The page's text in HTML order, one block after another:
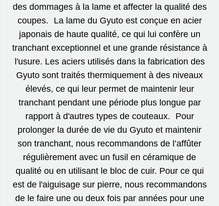
des dommages à la lame et affecter la qualité des
coupes. La lame du Gyuto est conçue en acier
japonais de haute qualité, ce qui lui confère un
tranchant exceptionnel et une grande résistance à
l'usure. Les aciers utilisés dans la fabrication des
Gyuto sont traités thermiquement à des niveaux
élevés, ce qui leur permet de maintenir leur
tranchant pendant une période plus longue par
rapport à d'autres types de couteaux. Pour
prolonger la durée de vie du Gyuto et maintenir
son tranchant, nous recommandons de l’affûter
régulièrement avec un fusil en céramique de
qualité ou en utilisant le bloc de cuir. Pour ce qui
est de l'aiguisage sur pierre, nous recommandons
de le faire une ou deux fois par années pour une